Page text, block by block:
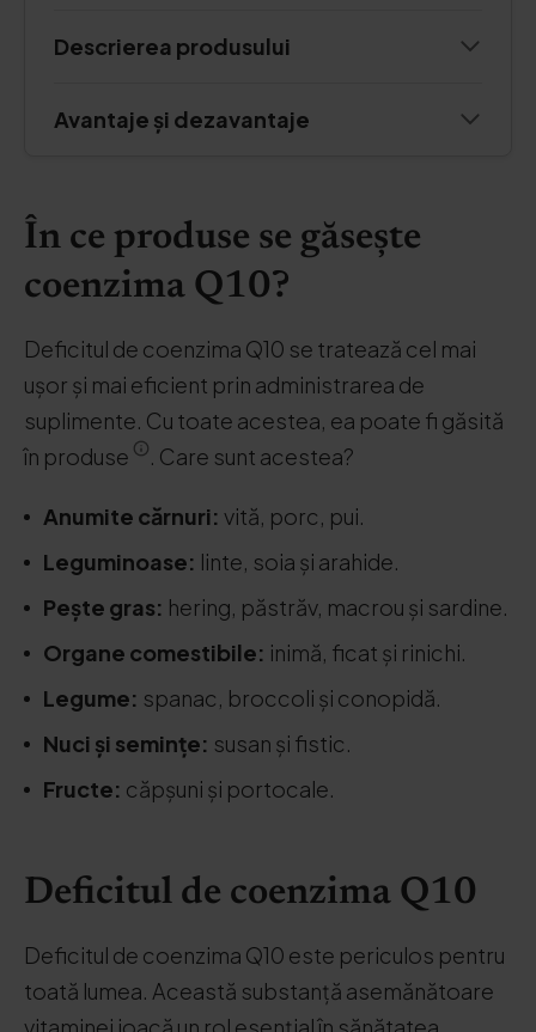
Descrierea produsului
Avantaje și dezavantaje
În ce produse se găsește
coenzima Q10?
Deficitul de coenzima Q10 se tratează cel mai
ușor și mai eficient prin administrarea de
suplimente. Cu toate acestea, ea poate fi găsită
în produse
. Care sunt acestea?
Anumite cărnuri: vită, porc, pui.
Leguminoase: linte, soia și arahide.
Pește gras: hering, păstrăv, macrou și sardine.
Organe comestibile: inimă, ficat și rinichi.
Legume: spanac, broccoli și conopidă.
Nuci și semințe: susan și fistic.
Fructe: căpșuni și portocale.
Deficitul de coenzima Q10
Deficitul de coenzima Q10 este periculos pentru
toată lumea. Această substanță asemănătoare